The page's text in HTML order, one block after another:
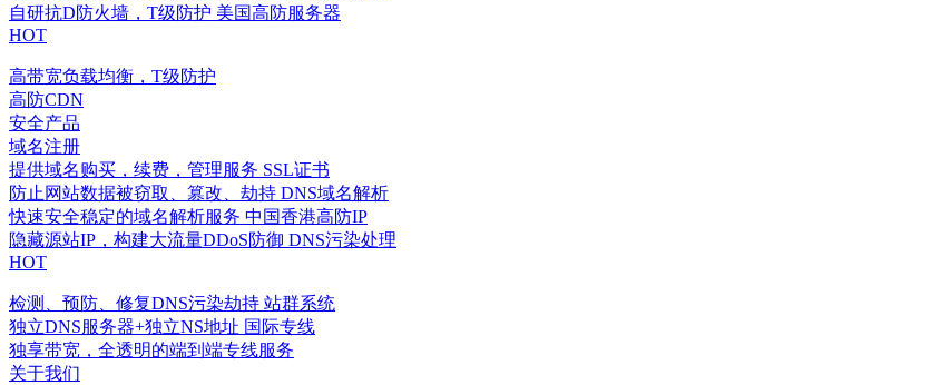
自研抗D防火墙，T级防护 美国高防服务器
HOT
高带宽负载均衡，T级防护
高防CDN
安全产品
域名注册
提供域名购买，续费，管理服务 SSL证书
防止网站数据被窃取、篡改、劫持 DNS域名解析
快速安全稳定的域名解析服务 中国香港高防IP
隐藏源站IP，构建大流量DDoS防御 DNS污染处理
HOT
检测、预防、修复DNS污染劫持 站群系统
独立DNS服务器+独立NS地址 国际专线
独享带宽，全透明的端到端专线服务
关于我们